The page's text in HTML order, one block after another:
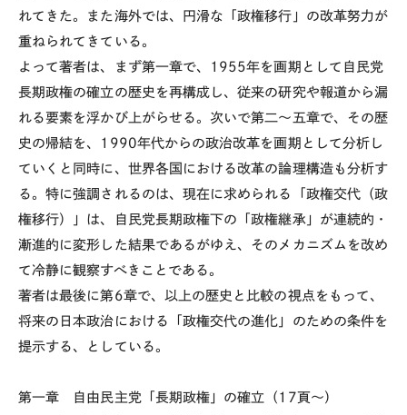
れてきた。また海外では、円滑な「政権移行」の改革努力が
重ねられてきている。
よって著者は、まず第一章で、1955年を画期として自民党
長期政権の確立の歴史を再構成し、従来の研究や報道から漏
れる要素を浮かび上がらせる。次いで第二～五章で、その歴
史の帰結を、1990年代からの政治改革を画期として分析し
ていくと同時に、世界各国における改革の論理構造も分析す
る。特に強調されるのは、現在に求められる「政権交代（政
権移行）」は、自民党長期政権下の「政権継承」が連続的・
漸進的に変形した結果であるがゆえ、そのメカニズムを改め
て冷静に観察すべきことである。
著者は最後に第6章で、以上の歴史と比較の視点をもって、
将来の日本政治における「政権交代の進化」のための条件を
提示する、としている。
第一章 自由民主党「長期政権」の確立（17頁～）